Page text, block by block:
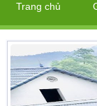
Trang chủ